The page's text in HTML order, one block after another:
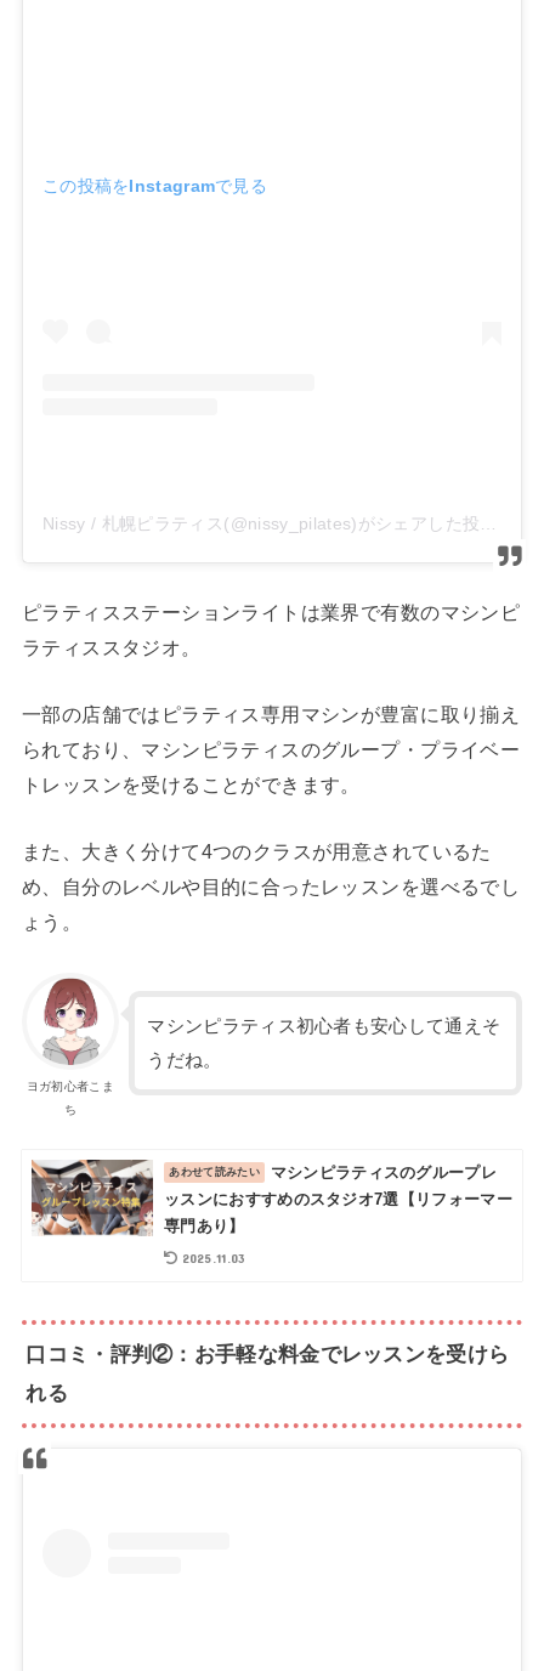
この投稿をInstagramで見る
Nissy / 札幌ピラティス(@nissy_pilates)がシェアした投稿
ピラティスステーションライトは業界で有数のマシンピ
ラティススタジオ。
一部の店舗ではピラティス専用マシンが豊富に取り揃え
られており、マシンピラティスのグループ・プライベー
トレッスンを受けることができます。
また、大きく分けて4つのクラスが用意されているた
め、自分のレベルや目的に合ったレッスンを選べるでし
ょう。
ヨガ初心者こま
ち
マシンピラティス初心者も安心して通えそ
うだね。
マシンピラティスのグループレ
ッスンにおすすめのスタジオ7選【リフォーマー
専門あり】
2025.11.03
口コミ・評判②：お手軽な料金でレッスンを受けら
れる